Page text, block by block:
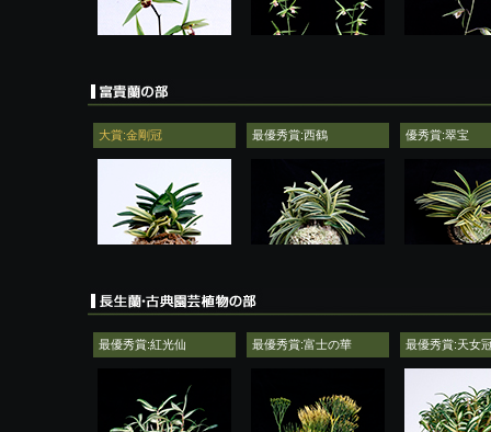
大賞:金剛冠 最優秀賞:西鶴 優秀賞:翠宝
最優秀賞:紅光仙 最優秀賞:富士の華 最優秀賞:天女